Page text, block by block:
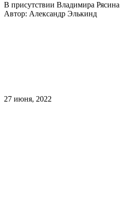
В присутствии Владимира Рясина
Автор: Александр Элькинд
27 июня, 2022